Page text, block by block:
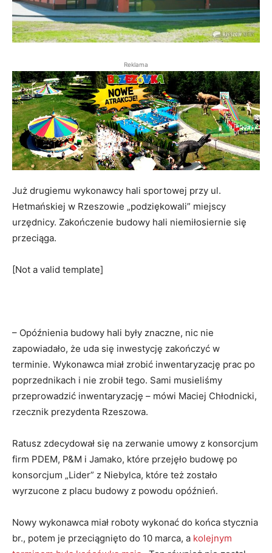
Reklama
Już drugiemu wykonawcy hali sportowej przy ul.
Hetmańskiej w Rzeszowie „podziękowali” miejscy
urzędnicy. Zakończenie budowy hali niemiłosiernie się
przeciąga.
[Not a valid template]
– Opóźnienia budowy hali były znaczne, nic nie
zapowiadało, że uda się inwestycję zakończyć w
terminie. Wykonawca miał zrobić inwentaryzację prac po
poprzednikach i nie zrobił tego. Sami musieliśmy
przeprowadzić inwentaryzację – mówi Maciej Chłodnicki,
rzecznik prezydenta Rzeszowa.
Ratusz zdecydował się na zerwanie umowy z konsorcjum
firm PDEM, P&M i Jamako, które przejęło budowę po
konsorcjum „Lider” z Niebylca, które też zostało
wyrzucone z placu budowy z powodu opóźnień.
Nowy wykonawca miał roboty wykonać do końca stycznia
br., potem je przeciągnięto do 10 marca, a kolejnym